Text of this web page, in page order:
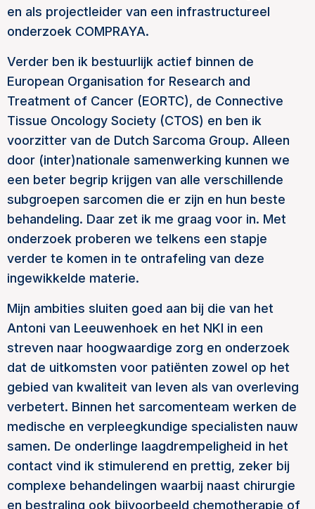
en als projectleider van een infrastructureel
onderzoek COMPRAYA.
Verder ben ik bestuurlijk actief binnen de
European Organisation for Research and
Treatment of Cancer (EORTC), de Connective
Tissue Oncology Society (CTOS) en ben ik
voorzitter van de Dutch Sarcoma Group. Alleen
door (inter)nationale samenwerking kunnen we
een beter begrip krijgen van alle verschillende
subgroepen sarcomen die er zijn en hun beste
behandeling. Daar zet ik me graag voor in. Met
onderzoek proberen we telkens een stapje
verder te komen in te ontrafeling van deze
ingewikkelde materie.
Mijn ambities sluiten goed aan bij die van het
Antoni van Leeuwenhoek en het NKI in een
streven naar hoogwaardige zorg en onderzoek
dat de uitkomsten voor patiënten zowel op het
gebied van kwaliteit van leven als van overleving
verbetert. Binnen het sarcomenteam werken de
medische en verpleegkundige specialisten nauw
samen. De onderlinge laagdrempeligheid in het
contact vind ik stimulerend en prettig, zeker bij
complexe behandelingen waarbij naast chirurgie
en bestraling ook bijvoorbeeld chemotherapie of